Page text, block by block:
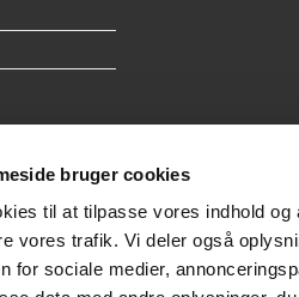
bruger cookies
til at tilpasse vores indhold
vores trafik. Vi deler også
for sociale medier,